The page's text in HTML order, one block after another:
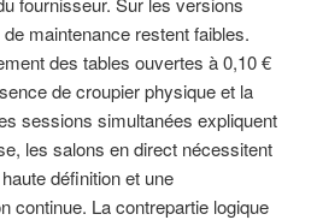
maintenance restent faibles.
des tables ouvertes à 0,10 €
de croupier physique et la
sessions simultanées expliquent
les salons en direct nécessitent
définition et une
continue. La contrepartie logique